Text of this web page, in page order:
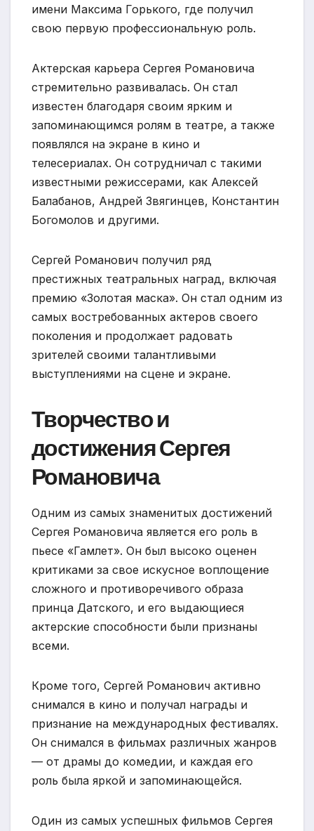
имени Максима Горького, где получил
свою первую профессиональную роль.
Актерская карьера Сергея Романовича
стремительно развивалась. Он стал
известен благодаря своим ярким и
запоминающимся ролям в театре, а также
появлялся на экране в кино и
телесериалах. Он сотрудничал с такими
известными режиссерами, как Алексей
Балабанов, Андрей Звягинцев, Константин
Богомолов и другими.
Сергей Романович получил ряд
престижных театральных наград, включая
премию «Золотая маска». Он стал одним из
самых востребованных актеров своего
поколения и продолжает радовать
зрителей своими талантливыми
выступлениями на сцене и экране.
Творчество и
достижения Сергея
Романовича
Одним из самых знаменитых достижений
Сергея Романовича является его роль в
пьесе «Гамлет». Он был высоко оценен
критиками за свое искусное воплощение
сложного и противоречивого образа
принца Датского, и его выдающиеся
актерские способности были признаны
всеми.
Кроме того, Сергей Романович активно
снимался в кино и получал награды и
признание на международных фестивалях.
Он снимался в фильмах различных жанров
— от драмы до комедии, и каждая его
роль была яркой и запоминающейся.
Один из самых успешных фильмов Сергея